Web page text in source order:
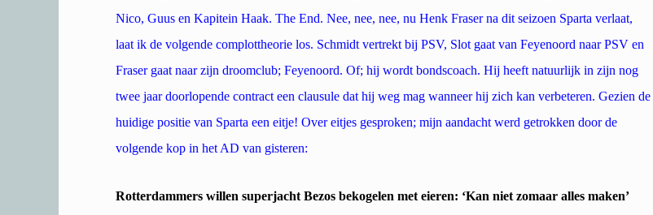
Nico, Guus en Kapitein Haak. The End. Nee, nee, nee, nu Henk Fraser na dit seizoen Sparta verlaat,
laat ik de volgende complottheorie los. Schmidt vertrekt bij PSV, Slot gaat van Feyenoord naar PSV en
Fraser gaat naar zijn droomclub; Feyenoord. Of; hij wordt bondscoach. Hij heeft natuurlijk in zijn nog
twee jaar doorlopende contract een clausule dat hij weg mag wanneer hij zich kan verbeteren. Gezien de
huidige positie van Sparta een eitje! Over eitjes gesproken; mijn aandacht werd getrokken door de
volgende kop in het AD van gisteren:
Rotterdammers willen superjacht Bezos bekogelen met eieren: ‘Kan niet zomaar alles maken’